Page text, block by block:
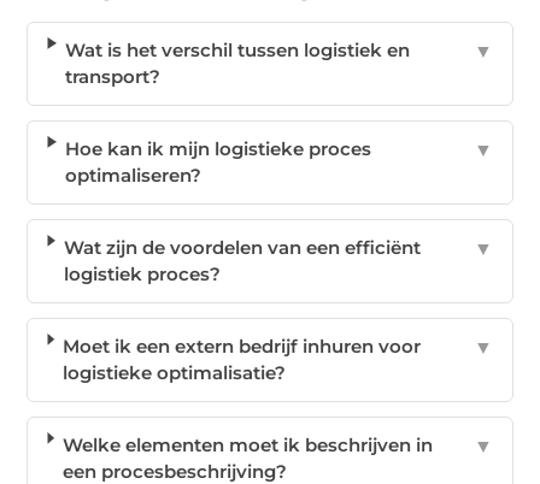
Wat is het verschil tussen logistiek en
transport?
▼
Hoe kan ik mijn logistieke proces
optimaliseren?
▼
Wat zijn de voordelen van een efficiënt
logistiek proces?
▼
Moet ik een extern bedrijf inhuren voor
logistieke optimalisatie?
▼
Welke elementen moet ik beschrijven in
een procesbeschrijving?
▼